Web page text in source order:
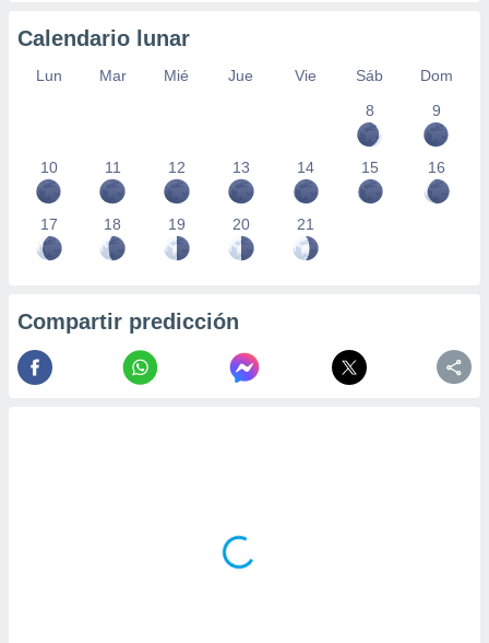
Calendario lunar
Lun Mar Mié Jue Vie Sáb
Dom
8
9
10 11 12 13 14 15 16
17 18 19 20 21
Compartir predicción